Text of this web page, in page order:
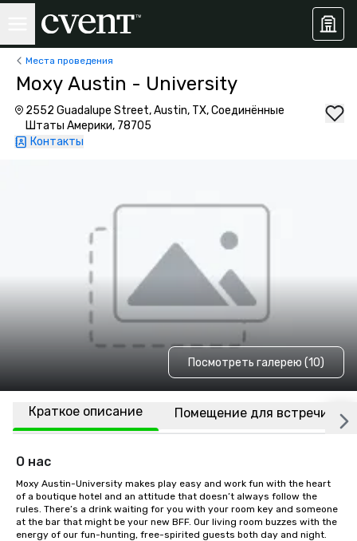
Места проведения
Moxy Austin - University
2552 Guadalupe Street, Austin, TX, Соединённые
Штаты Америки, 78705
Контакты
Посмотреть галерею (10)
Краткое описание Помещение для встречи
О нас
Moxy Austin-University makes play easy and work fun with the heart
of a boutique hotel and an attitude that doesn’t always follow the
rules. There’s a drink waiting for you with your room key and someone
at the bar that might be your new BFF. Our living room buzzes with the
energy of our fun-hunting, free-spirited guests both day and night.